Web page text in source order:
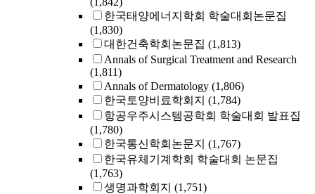
한국태양에너지학회 학술대회논문집
(1,830)
대한건축학회논문집 (1,813)
Annals of Surgical Treatment and Research
(1,811)
Annals of Dermatology (1,806)
한국토양비료학회지 (1,784)
항공우주시스템공학회 학술대회 발표집
(1,780)
한국통신학회논문지 (1,767)
한국유체기계학회 학술대회 논문집
(1,763)
생명과학회지 (1,751)